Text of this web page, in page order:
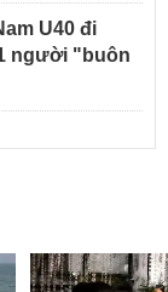
U40 đi
người "buôn